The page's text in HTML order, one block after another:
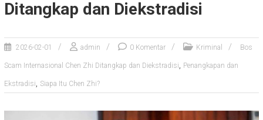
Ditangkap dan Diekstradisi
2026-02-01 admin 0 Komentar Kriminal Bos
Scam Internasional Chen Zhi Ditangkap dan Diekstradisi, Penangkapan dan
Ekstradisi, Siapa Itu Chen Zhi?